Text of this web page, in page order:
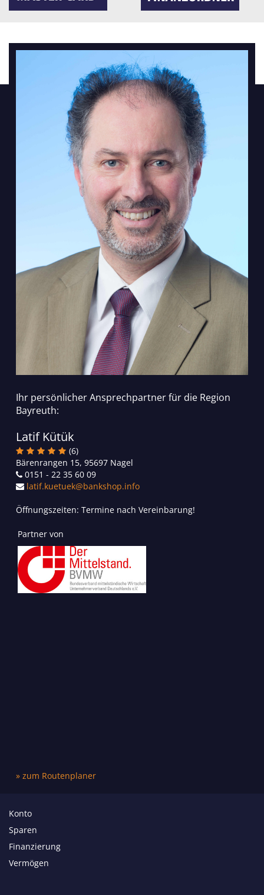
Ihr persönlicher Ansprechpartner für die Region
Bayreuth:
Latif Kütük
(6)
Bärenrangen 15, 95697 Nagel
0151 - 22 35 60 09
latif.kuetuek@bankshop.info
Öffnungszeiten: Termine nach Vereinbarung!
Partner von
» zum Routenplaner
Konto
Sparen
Finanzierung
Vermögen